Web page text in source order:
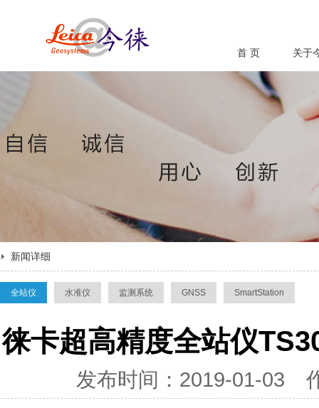
首 页 关于
新闻详细
全站仪 水准仪 监测系统 GNSS SmartStation
徕卡超高精度全站仪
发布时间：2019-01-03